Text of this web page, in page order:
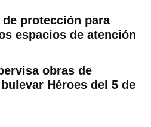
protección para
espacios de atención
obras de
Héroes del 5 de